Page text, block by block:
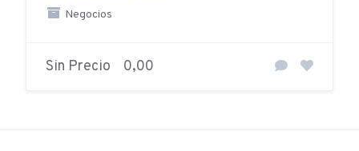
Negocios
Sin Precio 0,00